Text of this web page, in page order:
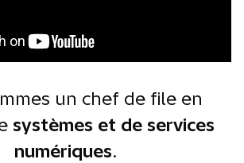
un chef de file en
systèmes et de services
numériques.